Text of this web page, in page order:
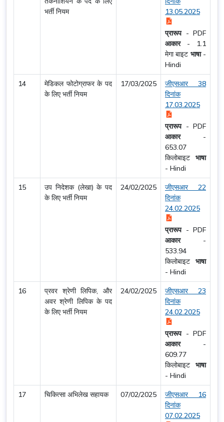
भर्ती नियम
13.05.2025
प्रारूप- PDF
आकार -
1.1
मेगा बाइट भाषा-
Hindi
14
मेडिकल फोटोग्राफर के पद
के लिए भर्ती नियम
17/03/2025
जीएसआर 38
दिनांक
17.03.2025
प्रारूप- PDF
आकार -
653.07
किलोबाइट भाषा
- Hindi
15
उप निदेशक (लेखा) के पद
के लिए भर्ती नियम
24/02/2025
जीएसआर 22
दिनांक
24.02.2025
प्रारूप- PDF
आकार -
533.94
किलोबाइट भाषा
- Hindi
16
प्रवर श्रेणी लिपिक, और
अवर श्रेणी लिपिक के पद
के लिए भर्ती नियम
24/02/2025
जीएसआर 23
दिनांक
24.02.2025
प्रारूप- PDF
आकार -
609.77
किलोबाइट भाषा
- Hindi
17 चिकित्सा अभिलेख सहायक 07/02/2025
जीएसआर 16
दिनांक
07.02.2025